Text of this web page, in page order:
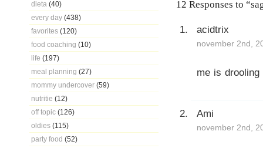
dieta (40)
every day (438)
favorites (120)
food coaching (10)
life (197)
meal planning (27)
mommy undercover (59)
nutritie (12)
off topic (126)
oldies (115)
party food (52)
12 Responses to
acidtrix
november 2nd,
me is drooling
Ami
november 2nd,